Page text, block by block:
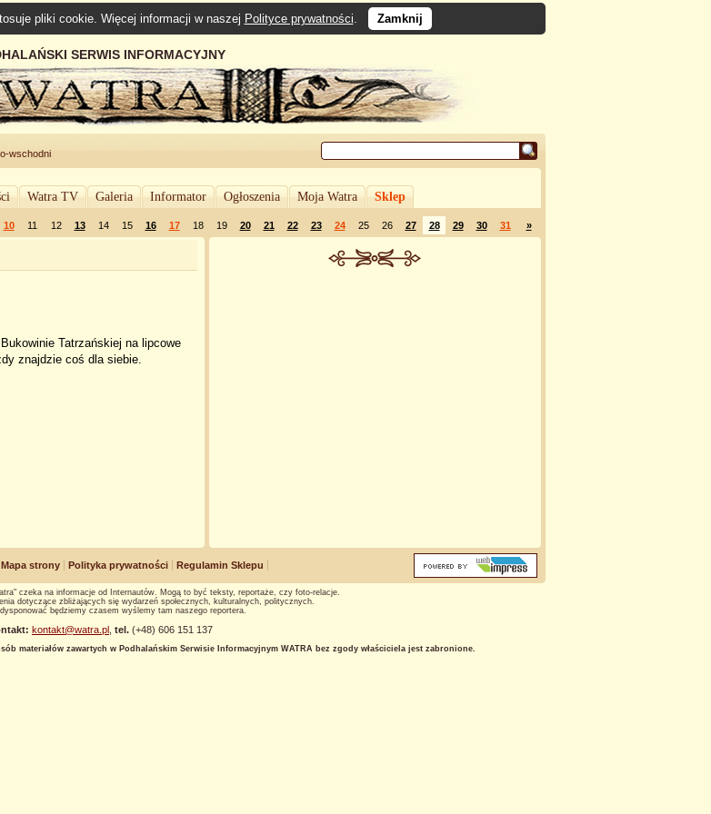
pliki cookie. Więcej informacji w naszej Polityce prywatności. Zamknij
SERWIS INFORMACYJNY
wschodni
Watra TV Galeria Informator Ogłoszenia Moja Watra Sklep
10 11 12 13 14 15 16 17 18 19 20 21 22 23 24 25 26 27 28 29 30 31 »
Tatrzańskiej na lipcowe
znajdzie coś dla siebie.
Mapa strony Polityka prywatności Regulamin Sklepu
czeka na informacje od Internautów. Mogą to być teksty, reportaże, czy foto-relacje.
dotyczące zbliżających się wydarzeń społecznych, kulturalnych, politycznych.
będziemy czasem wyślemy tam naszego reportera.
kontakt@watra.pl tel. (+48) 606 151 137
materiałów zawartych w Podhalańskim Serwisie Informacyjnym WATRA bez zgody właściciela jest zabronione.